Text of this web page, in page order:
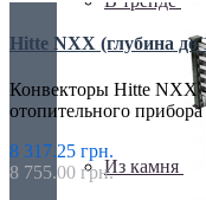
Из камня
Hitte NXX (глубина до
Конвекторы Hitte NXX
отопительного
8 317.25 грн.
8 755.00 грн.